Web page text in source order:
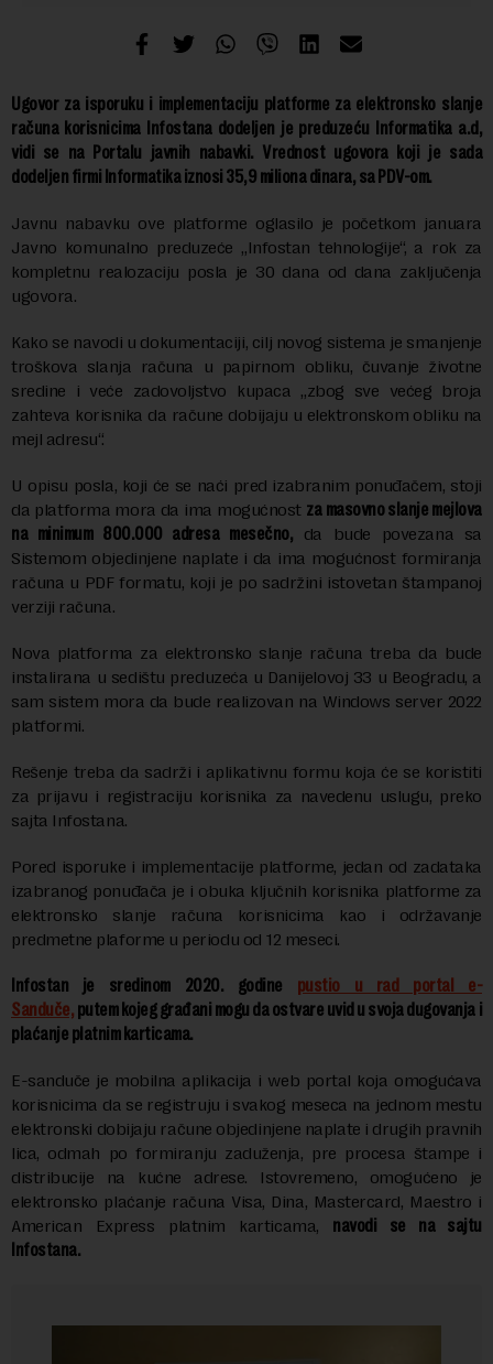
Ugovor za isporuku i implementaciju platforme za elektronsko slanje
računa korisnicima Infostana dodeljen je preduzeću Informatika a.d,
vidi se na Portalu javnih nabavki. Vrednost ugovora koji je sada
dodeljen firmi Informatika iznosi 35,9 miliona dinara, sa PDV-om.
Javnu nabavku ove platforme oglasilo je početkom januara
Javno komunalno preduzeće „Infostan tehnologije“, a rok za
kompletnu realozaciju posla je 30 dana od dana zaključenja
ugovora.
Kako se navodi u dokumentaciji, cilj novog sistema je smanjenje
troškova slanja računa u papirnom obliku, čuvanje životne
sredine i veće zadovoljstvo kupaca „zbog sve većeg broja
zahteva korisnika da račune dobijaju u elektronskom obliku na
mejl adresu“.
U opisu posla, koji će se naći pred izabranim ponuđačem, stoji
da platforma mora da ima mogućnost za masovno slanje mejlova
na minimum 800.000 adresa mesečno, da bude povezana sa
Sistemom objedinjene naplate i da ima mogućnost formiranja
računa u PDF formatu, koji je po sadržini istovetan štampanoj
verziji računa.
Nova platforma za elektronsko slanje računa treba da bude
instalirana u sedištu preduzeća u Danijelovoj 33 u Beogradu, a
sam sistem mora da bude realizovan na Windows server 2022
platformi.
Rešenje treba da sadrži i aplikativnu formu koja će se koristiti
za prijavu i registraciju korisnika za navedenu uslugu, preko
sajta Infostana.
Pored isporuke i implementacije platforme, jedan od zadataka
izabranog ponuđača je i obuka ključnih korisnika platforme za
elektronsko slanje računa korisnicima kao i održavanje
predmetne plaforme u periodu od 12 meseci.
Infostan je sredinom 2020. godine pustio u rad portal e-
Sanduče, putem kojeg građani mogu da ostvare uvid u svoja dugovanja i
plaćanje platnim karticama.
E-sanduče je mobilna aplikacija i web portal koja omogućava
korisnicima da se registruju i svakog meseca na jednom mestu
elektronski dobijaju račune objedinjene naplate i drugih pravnih
lica, odmah po formiranju zaduženja, pre procesa štampe i
distribucije na kućne adrese. Istovremeno, omogućeno je
elektronsko plaćanje računa Visa, Dina, Mastercard, Maestro i
American Express platnim karticama, navodi se na sajtu
Infostana.